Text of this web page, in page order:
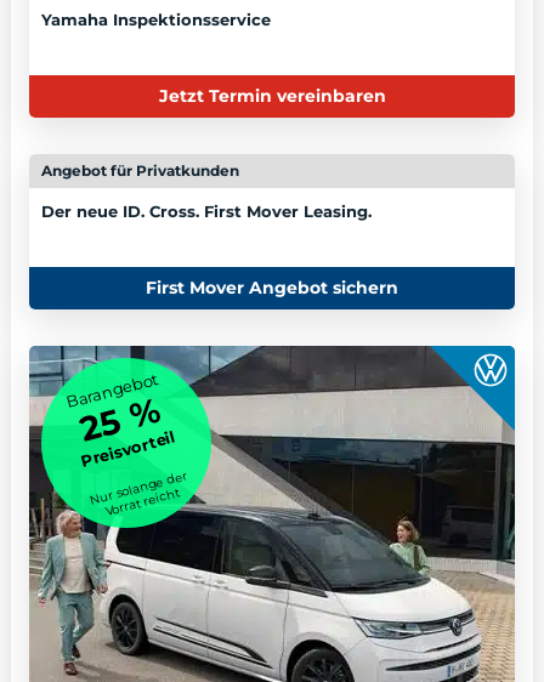
Yamaha Inspektionsservice
Jetzt Termin vereinbaren
188,- €
mtl. leasen
Jetzt entdecken
Energieverbrauch (kombiniert) 14,4 kWh/100 km. CO₂-Emission
Angebot für Privatkunden
Der neue ID. Cross. First Mover Leasing.
First Mover Angebot sichern
Barangebot
25 %
Preisvorteil
Nur solange der
Vorrat reicht